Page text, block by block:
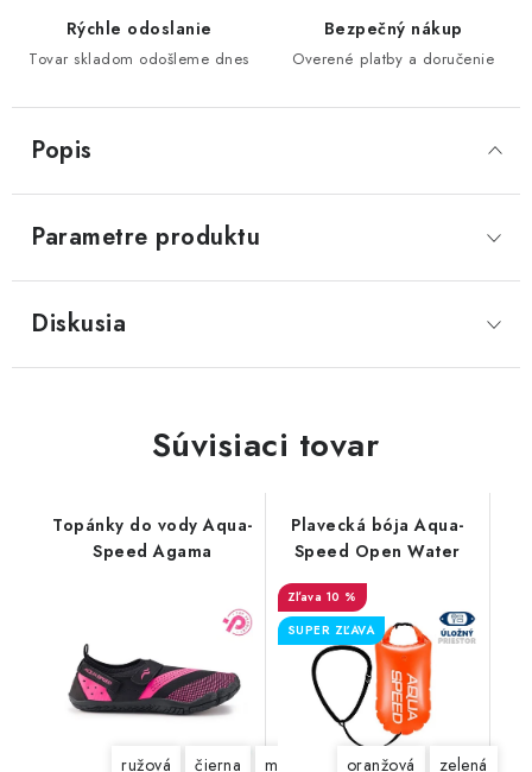
Rýchle odoslanie
Tovar skladom odošleme dnes
Bezpečný nákup
Overené platby a doručenie
Popis
Parametre produktu
Diskusia
Súvisiaci tovar
Topánky do vody Aqua-
Speed Agama
ružová čierna modrá tmavomodrá
Plavecká bója Aqua-
Speed Open Water
10 %
SUPER ZĽAVA
oranžová zelená